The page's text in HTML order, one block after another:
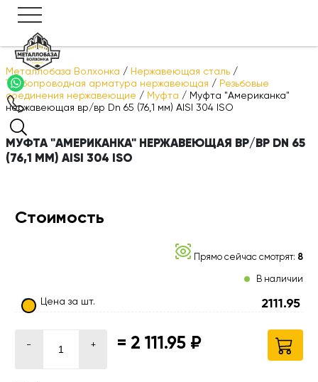
Металлобаза Волхонка / Нержавеющая сталь /
Трубопроводная арматура нержавеющая / Резьбовые
соединения нержавеющие / Муфта / Муфта "Американка"
нержавеющая вр/вр Dn 65 (76,1 мм) AISI 304 ISO
МУФТА "АМЕРИКАНКА" НЕРЖАВЕЮЩАЯ ВР/ВР DN 65
(76,1 ММ) AISI 304 ISO
Стоимость
Прямо сейчас смотрят: 8
В наличии
Цена за шт. 2111.95
- + = 2 111.95 ₽